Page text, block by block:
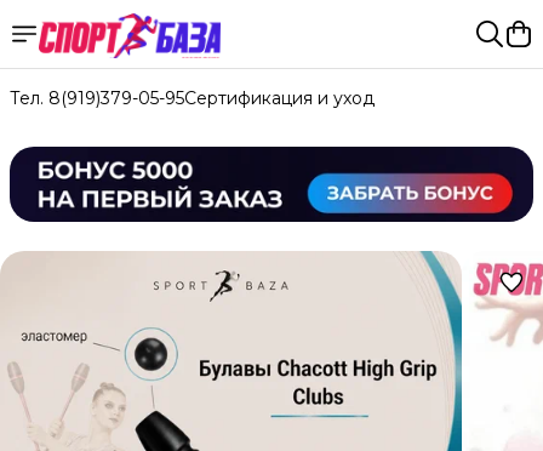
Тел. 8(919)379-05-95Сертификация и уход